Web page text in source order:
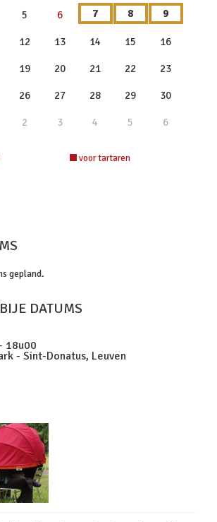
5 6 7 8 9
12 13 14 15 16
19 20 21 22 23
26 27 28 29 30
2 3 4 5 6
voor tartaren
gepland.
DATUMS
18u00
- Sint-Donatus, Leuven